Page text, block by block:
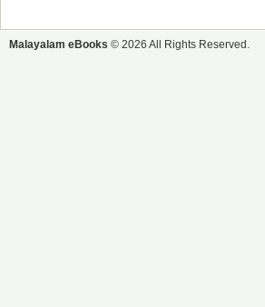
Malayalam eBooks © 2026 All Rights Reserved.